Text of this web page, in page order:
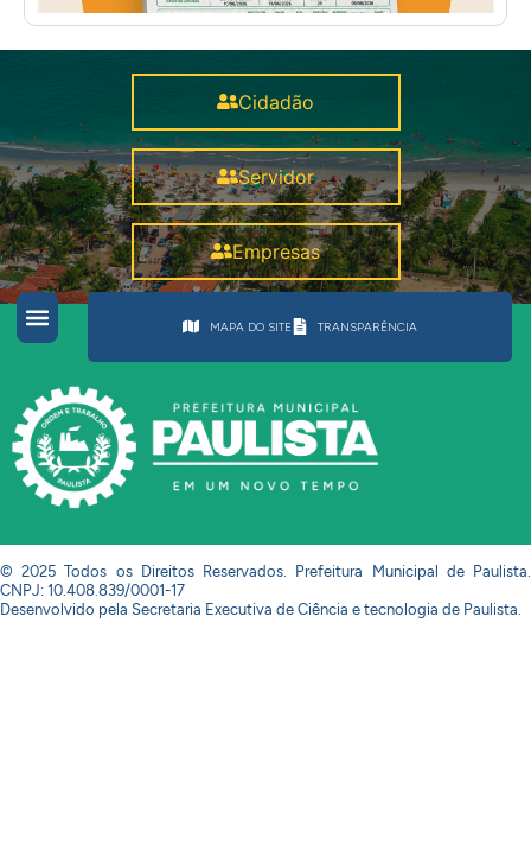
Cidadão
Servidor
Empresas
MAPA DO SITE TRANSPARÊNCIA
© 2025 Todos os Direitos Reservados. Prefeitura Municipal de Paulista.
CNPJ: 10.408.839/0001-17
Desenvolvido pela Secretaria Executiva de Ciência e tecnologia de Paulista.